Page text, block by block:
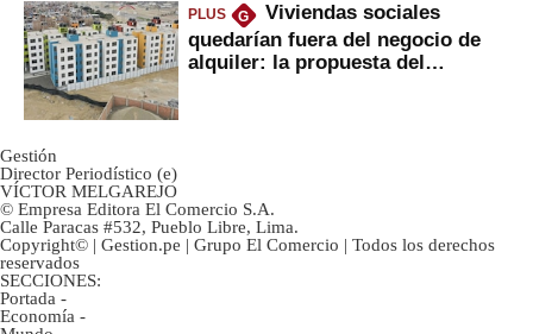
PLUS G
Viviendas sociales
quedarían fuera del negocio de
alquiler: la propuesta del
Gestión
Director Periodístico (e)
VÍCTOR MELGAREJO
© Empresa Editora El Comercio S.A.
Calle Paracas #532, Pueblo Libre, Lima.
Copyright© | Gestion.pe | Grupo El Comercio | Todos los derechos
reservados
SECCIONES:
Portada -
Economía -